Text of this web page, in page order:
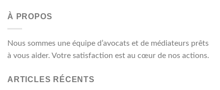
À PROPOS
Nous sommes une équipe d’avocats et de médiateurs prêts
à vous aider. Votre satisfaction est au cœur de nos actions.
ARTICLES RÉCENTS